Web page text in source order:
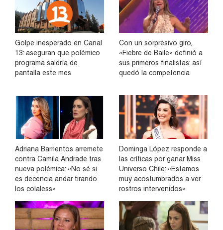
Golpe inesperado en Canal
13: aseguran que polémico
programa saldría de
pantalla este mes
Con un sorpresivo giro,
«Fiebre de Baile» definió a
sus primeros finalistas: así
quedó la competencia
Adriana Barrientos arremete
contra Camila Andrade tras
nueva polémica: «No sé si
es decencia andar tirando
los colaless»
Dominga López responde a
las críticas por ganar Miss
Universo Chile: «Estamos
muy acostumbrados a ver
rostros intervenidos»